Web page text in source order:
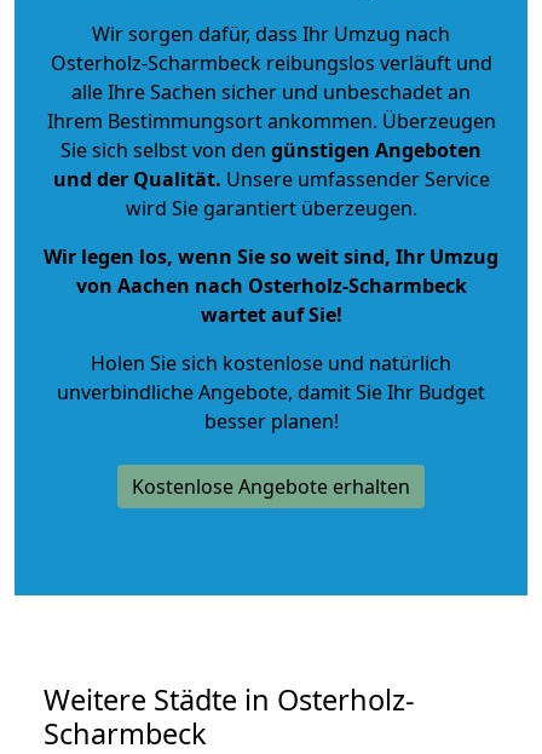
Wir sorgen dafür, dass Ihr Umzug nach
Osterholz-Scharmbeck reibungslos verläuft und
alle Ihre Sachen sicher und unbeschadet an
Ihrem Bestimmungsort ankommen. Überzeugen
Sie sich selbst von den günstigen Angeboten
und der Qualität. Unsere umfassender Service
wird Sie garantiert überzeugen.
Wir legen los, wenn Sie so weit sind, Ihr Umzug
von Aachen nach Osterholz-Scharmbeck
wartet auf Sie!
Holen Sie sich kostenlose und natürlich
unverbindliche Angebote, damit Sie Ihr Budget
besser planen!
Kostenlose Angebote erhalten
Weitere Städte in Osterholz-
Scharmbeck